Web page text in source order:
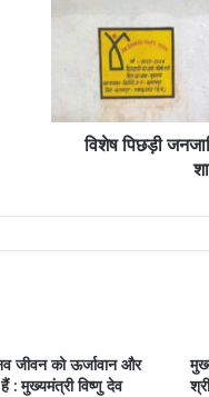
विशेष पिछड़ी
जीवन को ऊर्जावान और
: मुख्यमंत्री विष्णु देव